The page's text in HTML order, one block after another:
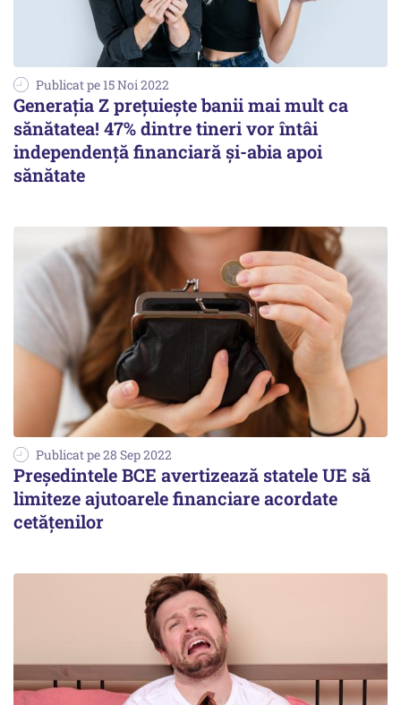
Publicat pe 15 Noi 2022
Generația Z prețuiește banii mai mult ca
sănătatea! 47% dintre tineri vor întâi
independență financiară şi-abia apoi
sănătate
Publicat pe 28 Sep 2022
Președintele BCE avertizează statele UE să
limiteze ajutoarele financiare acordate
cetățenilor